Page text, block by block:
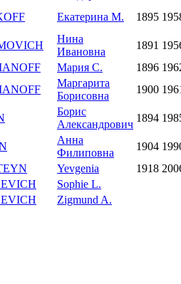
Екатерина М. 1895
Нина
Ивановна
1891
Мария С. 1896
Маргарита
Борисовна
1900
Борис
Александрович
1894
Анна
Филиповна
1904
Yevgenia 1918
Sophie L.
Zigmund A.